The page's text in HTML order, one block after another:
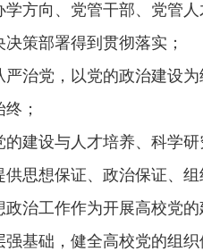
向、党管干部、党管人
策部署得到贯彻落实；
党，以党的政治建设为
；
设与人才培养、科学研
思想保证、政治保证、
工作作为开展高校党的
础，健全高校党的组织